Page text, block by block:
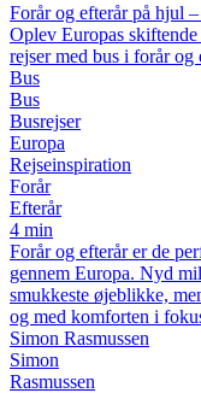
Forår og efterår på hjul
Oplev Europas
rejser med bus i forår og
Bus
Bus
Busrejser
Europa
Rejseinspiration
Forår
Efterår
4 min
Forår og efterår er de
gennem Europa. Nyd
smukkeste øjeblikke,
og med komforten i
Simon Rasmussen
Simon
Rasmussen